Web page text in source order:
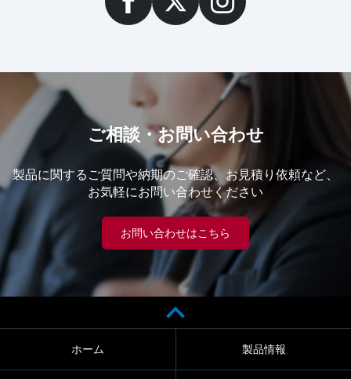
ご相談・お問い合わせ
製品に関するご質問や納期のご確認、お見積り依頼など、
お気軽にお問い合わせください
お問い合わせはこちら
ホーム 製品情報